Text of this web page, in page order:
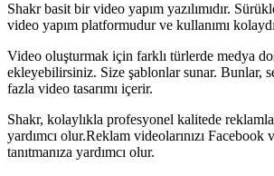
Shakr basit bir video yapım yazılımıdır.
video yapım platformudur ve kullanımı
Video oluşturmak için farklı türlerde medya
ekleyebilirsiniz. Size şablonlar sunar. Bunlar,
fazla video tasarımı içerir.
Shakr, kolaylıkla profesyonel kalitede
yardımcı olur.Reklam videolarınızı Facebook
tanıtmanıza yardımcı olur.